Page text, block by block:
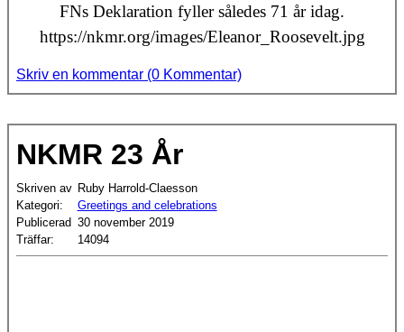
FNs Deklaration fyller således 71 år idag.
https://nkmr.org/images/Eleanor_Roosevelt.jpg
Skriv en kommentar (0 Kommentar)
NKMR 23 År
Skriven av Ruby Harrold-Claesson
Kategori:
Greetings and celebrations
Publicerad 30 november 2019
Träffar:
14094